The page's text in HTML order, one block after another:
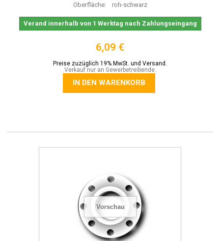
Oberfläche: roh-schwarz
Verand innerhalb von 1 Werktag nach Zahlungseingang
6,09 €
Preise zuzüglich 19% MwSt. und Versand.
Verkauf nur an Gewerbetreibende.
IN DEN WARENKORB
Vorschau